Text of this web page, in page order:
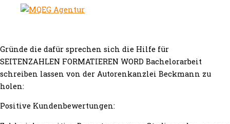
Gründe die dafür sprechen sich die Hilfe für
SEITENZAHLEN FORMATIEREN WORD Bachelorarbeit
schreiben lassen von der Autorenkanzlei Beckmann zu
holen:
Positive Kundenbewertungen: